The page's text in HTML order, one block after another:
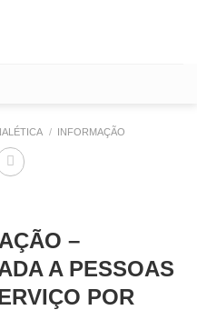
/ INFORMAÇÃO
–
A PESSOAS
POR